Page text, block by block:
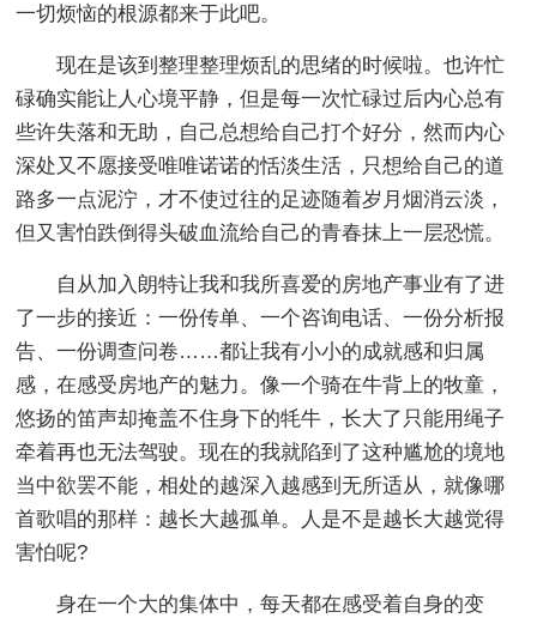
一切烦恼的根源都来于此吧。
现在是该到整理整理烦乱的思绪的时候啦。也许忙
碌确实能让人心境平静，但是每一次忙碌过后内心总有
些许失落和无助，自己总想给自己打个好分，然而内心
深处又不愿接受唯唯诺诺的恬淡生活，只想给自己的道
路多一点泥泞，才不使过往的足迹随着岁月烟消云淡，
但又害怕跌倒得头破血流给自己的青春抹上一层恐慌。
自从加入朗特让我和我所喜爱的房地产事业有了进
了一步的接近：一份传单、一个咨询电话、一份分析报
告、一份调查问卷……都让我有小小的成就感和归属
感，在感受房地产的魅力。像一个骑在牛背上的牧童，
悠扬的笛声却掩盖不住身下的牦牛，长大了只能用绳子
牵着再也无法驾驶。现在的我就陷到了这种尴尬的境地
当中欲罢不能，相处的越深入越感到无所适从，就像哪
首歌唱的那样：越长大越孤单。人是不是越长大越觉得
害怕呢?
身在一个大的集体中，每天都在感受着自身的变